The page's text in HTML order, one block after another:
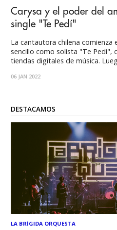
Carysa y el poder del
single "Te Pedí"
La cantautora chilena comienza
sencillo como solista "Te Pedí",
tiendas digitales de música.
diversas áreas ligadas a la
06 JAN 2022
DESTACAMOS
LA BRÍGIDA ORQUESTA